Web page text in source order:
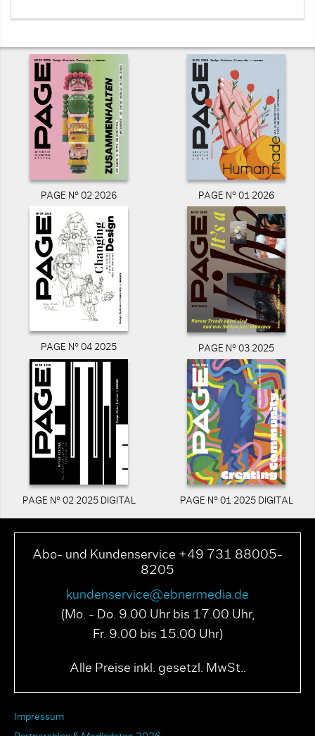
PAGE N° 02 2026 PAGE N° 01 2026
PAGE N° 04 2025 PAGE N° 03 2025
PAGE N° 02 2025 DIGITAL PAGE N° 01 2025 DIGITAL
Abo- und Kundenservice +49 731 88005-
8205
kundenservice@ebnermedia.de
(Mo. - Do. 9.00 Uhr bis 17.00 Uhr,
Fr. 9.00 bis 15.00 Uhr)
Alle Preise inkl. gesetzl. MwSt..
Impressum